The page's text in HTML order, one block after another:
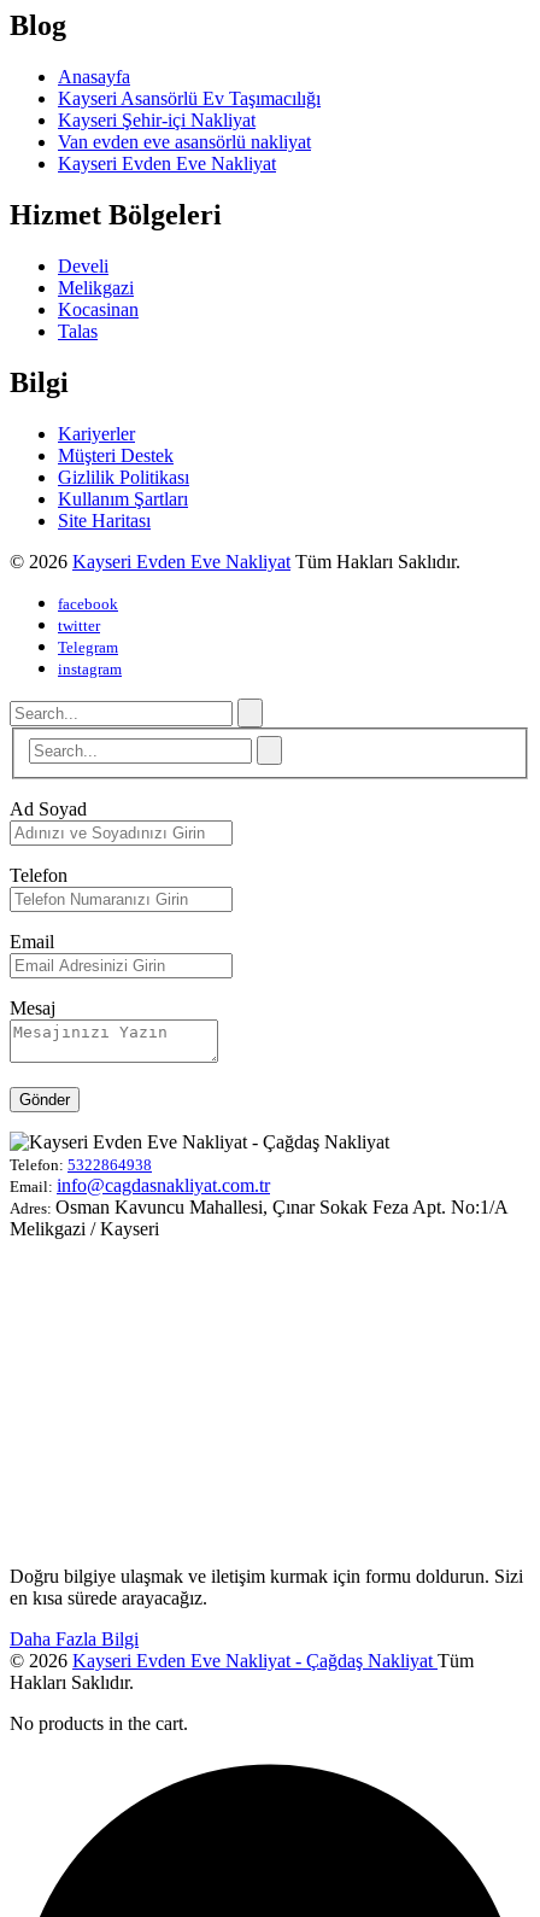
Blog
Anasayfa
Kayseri Asansörlü Ev Taşımacılığı
Kayseri Şehir-içi Nakliyat
Van evden eve asansörlü nakliyat
Kayseri Evden Eve Nakliyat
Hizmet Bölgeleri
Develi
Melikgazi
Kocasinan
Talas
Bilgi
Kariyerler
Müşteri Destek
Gizlilik Politikası
Kullanım Şartları
Site Haritası
© 2026 Kayseri Evden Eve Nakliyat Tüm Hakları Saklıdır.
facebook
twitter
Telegram
instagram
Ad Soyad
Telefon
Email
Mesaj
Gönder
Telefon: 5322864938
Email: info@cagdasnakliyat.com.tr
Adres: Osman Kavuncu Mahallesi, Çınar Sokak Feza Apt. No:1/A
Melikgazi / Kayseri
Doğru bilgiye ulaşmak ve iletişim kurmak için formu doldurun. Sizi
en kısa sürede arayacağız.
Daha Fazla Bilgi
© 2026 Kayseri Evden Eve Nakliyat - Çağdaş Nakliyat Tüm
Hakları Saklıdır.
No products in the cart.